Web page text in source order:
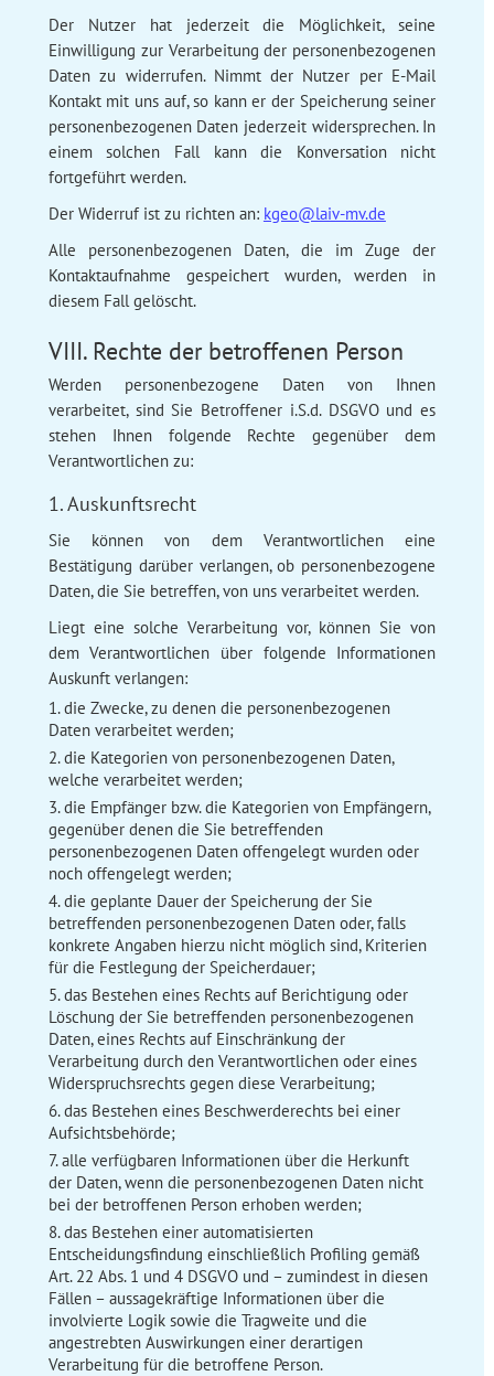
Der Nutzer hat jederzeit die Möglichkeit, seine
Einwilligung zur Verarbeitung der personenbezogenen
Daten zu widerrufen. Nimmt der Nutzer per E-Mail
Kontakt mit uns auf, so kann er der Speicherung seiner
personenbezogenen Daten jederzeit widersprechen. In
einem solchen Fall kann die Konversation nicht
fortgeführt werden.
Der Widerruf ist zu richten an: kgeo@laiv-mv.de
Alle personenbezogenen Daten, die im Zuge der
Kontaktaufnahme gespeichert wurden, werden in
diesem Fall gelöscht.
VIII. Rechte der betroffenen Person
Werden personenbezogene Daten von Ihnen
verarbeitet, sind Sie Betroffener i.S.d. DSGVO und es
stehen Ihnen folgende Rechte gegenüber dem
Verantwortlichen zu:
1. Auskunftsrecht
Sie können von dem Verantwortlichen eine
Bestätigung darüber verlangen, ob personenbezogene
Daten, die Sie betreffen, von uns verarbeitet werden.
Liegt eine solche Verarbeitung vor, können Sie von
dem Verantwortlichen über folgende Informationen
Auskunft verlangen:
die Zwecke, zu denen die personenbezogenen
Daten verarbeitet werden;
die Kategorien von personenbezogenen Daten,
welche verarbeitet werden;
die Empfänger bzw. die Kategorien von Empfängern,
gegenüber denen die Sie betreffenden
personenbezogenen Daten offengelegt wurden oder
noch offengelegt werden;
die geplante Dauer der Speicherung der Sie
betreffenden personenbezogenen Daten oder, falls
konkrete Angaben hierzu nicht möglich sind, Kriterien
für die Festlegung der Speicherdauer;
das Bestehen eines Rechts auf Berichtigung oder
Löschung der Sie betreffenden personenbezogenen
Daten, eines Rechts auf Einschränkung der
Verarbeitung durch den Verantwortlichen oder eines
Widerspruchsrechts gegen diese Verarbeitung;
das Bestehen eines Beschwerderechts bei einer
Aufsichtsbehörde;
alle verfügbaren Informationen über die Herkunft
der Daten, wenn die personenbezogenen Daten nicht
bei der betroffenen Person erhoben werden;
das Bestehen einer automatisierten
Entscheidungsfindung einschließlich Profiling gemäß
Art. 22 Abs. 1 und 4 DSGVO und – zumindest in diesen
Fällen – aussagekräftige Informationen über die
involvierte Logik sowie die Tragweite und die
angestrebten Auswirkungen einer derartigen
Verarbeitung für die betroffene Person.